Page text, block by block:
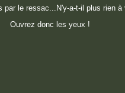
par le ressac...N'y-a-t-il plus rien
Ouvrez donc les yeux !